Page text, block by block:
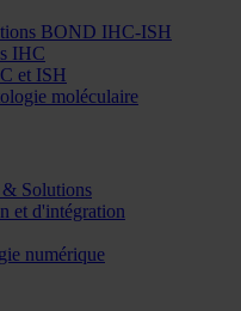
BOND IHC-ISH
IHC
et ISH
moléculaire
& Solutions
et d'intégration
numérique